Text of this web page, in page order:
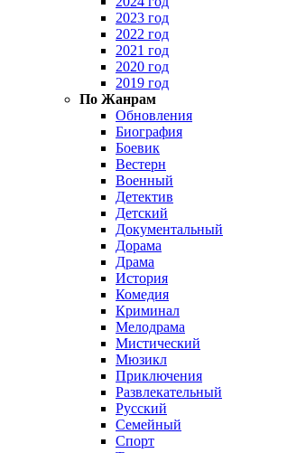
2023 год
2022 год
2021 год
2020 год
2019 год
По Жанрам
Обновления
Биография
Боевик
Вестерн
Военный
Детектив
Детский
Документальный
Дорама
Драма
История
Комедия
Криминал
Мелодрама
Мистический
Мюзикл
Приключения
Развлекательный
Русский
Семейный
Спорт